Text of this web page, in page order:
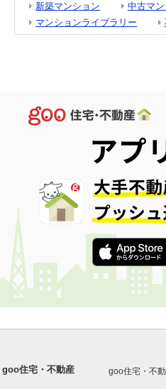
新築マンション 中古マ
マンションライブラリー
goo住宅・不動産 goo住宅・不